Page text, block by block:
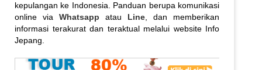
kepulangan ke Indonesia. Panduan berupa komunikasi
online via Whatsapp atau Line , dan memberikan
informasi terakurat dan teraktual melalui website Info
Jepang.